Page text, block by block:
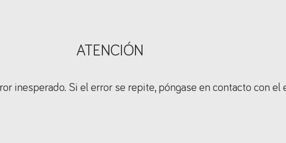
ATENCIÓN
inesperado. Si el error se repite, póngase en contacto con el